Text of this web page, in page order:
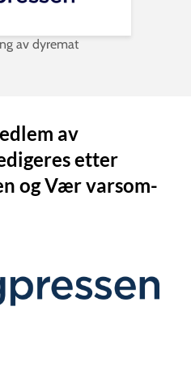
av dyremat
av
etter
og Vær varsom-